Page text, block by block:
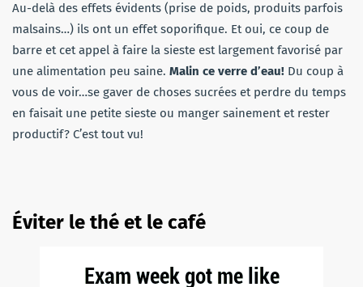
Au-delà des effets évidents (prise de poids, produits parfois
malsains…) ils ont un effet soporifique. Et oui, ce coup de
barre et cet appel à faire la sieste est largement favorisé par
une alimentation peu saine. Malin ce verre d’eau! Du coup à
vous de voir…se gaver de choses sucrées et perdre du temps
en faisait une petite sieste ou manger sainement et rester
productif? C’est tout vu!
Éviter le thé et le café